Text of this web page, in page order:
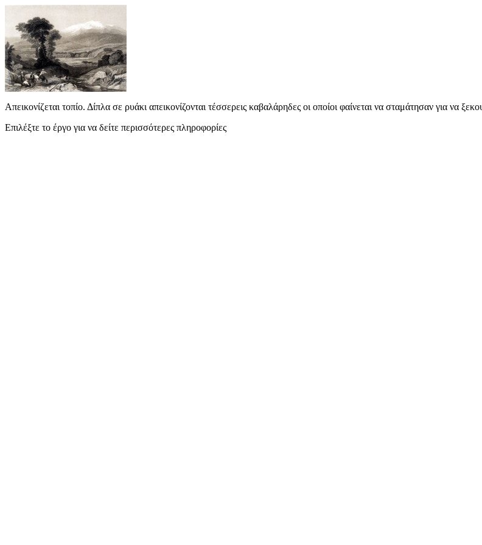
Απεικονίζεται τοπίο. Δίπλα σε ρυάκι απεικονίζονται τέσσερεις καβαλάρηδες οι οποίοι φαίνεται να σταμάτησαν για να
Επιλέξτε το έργο για να δείτε περισσότερες πληροφορίες